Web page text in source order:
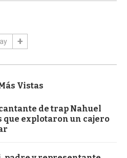
Vistas
de trap Nahuel
que explotaron un cajero